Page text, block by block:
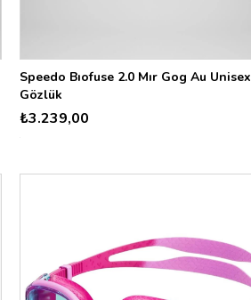
Speedo Bıofuse 2.0 Mır Gog Au Unisex
Gözlük
₺3.239,00